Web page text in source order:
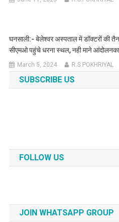
घनसाली:- बेलेश्वर अस्पताल में डॉक्टरों की
सीएमओ पहुंचे धरना स्थल, नही माने
March 5, 2024 R.S.POKHRIYAL
SUBSCRIBE US
FOLLOW US
JOIN WHATSAPP GROUP